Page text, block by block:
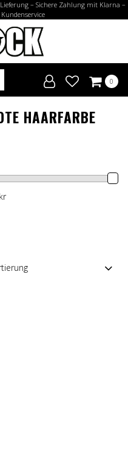
Lieferung – Sichere Zahlung mit Klarna –
0
HAARFARBE